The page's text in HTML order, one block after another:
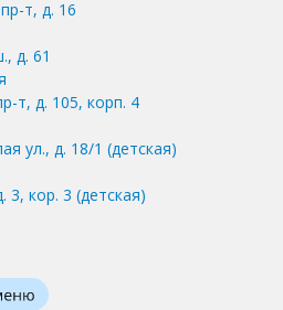
т, д. 16
д. 61
т, д. 105, корп. 4
ул., д. 18/1 (детская)
3, кор. 3 (детская)